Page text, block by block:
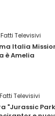
Fatti Televisivi
Italia
è Amelia
Fatti Televisivi
"Jurassic